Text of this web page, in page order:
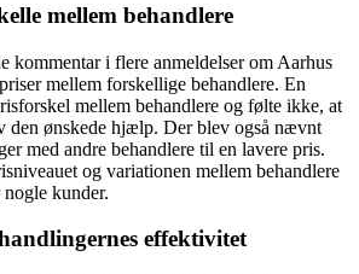
mellem behandlere
kommentar i flere anmeldelser om Aarhus
mellem forskellige behandlere. En
mellem behandlere og følte ikke, at
den ønskede hjælp. Der blev også nævnt
med andre behandlere til en lavere pris.
og variationen mellem behandlere
kunder.
effektivitet